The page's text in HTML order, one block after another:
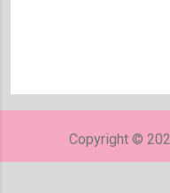
貼
Copyright ©